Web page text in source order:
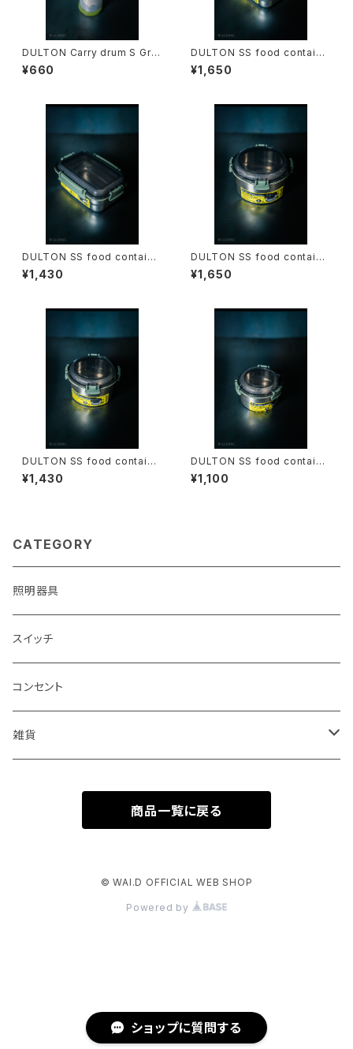
ショップに質問する
DULTON Carry drum S Gre
en
¥660
DULTON SS food containe
r Rectangle L Green
¥1,650
DULTON SS food containe
r Rectangle M Green
¥1,430
DULTON SS food containe
r Round L Green
¥1,650
DULTON SS food containe
r Round M Green
¥1,430
DULTON SS food containe
r Round S Green
¥1,100
CATEGORY
照明器具
スイッチ
コンセント
雑貨
商品一覧に戻る
© WAI.D OFFICIAL WEB SHOP
Powered by